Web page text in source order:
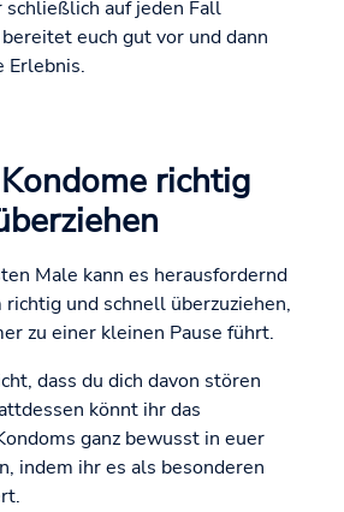
auf jeden Fall
euch gut vor und dann
Erlebnis.
richtig
Male kann es herausfordernd
richtig und schnell überzuziehen,
zu einer kleinen Pause führt.
dass du dich davon stören
könnt ihr das
ganz bewusst in euer
indem ihr es als besonderen